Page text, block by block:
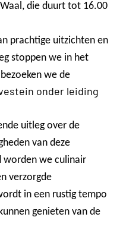
die duurt tot 16.00
prachtige uitzichten en
stoppen we in het
we de
onder leiding
uitleg over de
van deze
worden we culinair
verzorgde
in een rustig tempo
genieten van de